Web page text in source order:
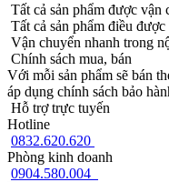
Tất cả sản phẩm được vận
Tất cả sản phẩm điều được
Vận chuyển nhanh trong
Chính sách mua, bán
Với mỗi sản phẩm sẽ bán
áp dụng chính sách bảo
Hỗ trợ trực tuyến
Hotline
0832.620.620
Phòng kinh doanh
0904.580.004